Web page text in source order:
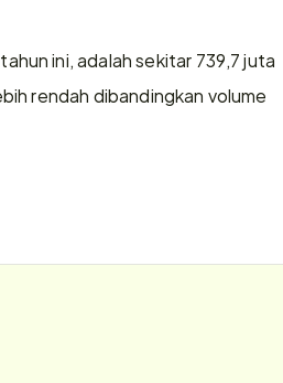
ini, adalah sekitar 739,7 juta
rendah dibandingkan volume